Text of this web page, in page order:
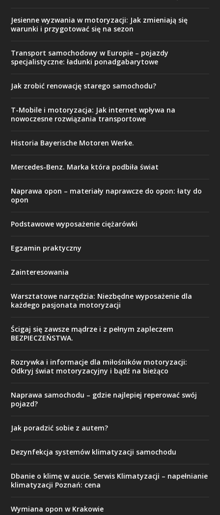
Jesienne wyzwania w motoryzacji: Jak zmieniają się
warunki i przygotować się na sezon
Transport samochodowy w Europie – pojazdy
specjalistyczne: ładunki ponadgabarytowe
Jak zrobić renowację starego samochodu?
T-Mobile i motoryzacja: Jak internet wpływa na
nowoczesne rozwiązania transportowe
Historia Bayerische Motoren Werke.
Mercedes-Benz. Marka która podbiła świat
Naprawa opon – materiały naprawcze do opon: łaty do
opon
Podstawowe wyposażenie ciężarówki
Egzamin praktyczny
Zainteresowania
Warsztatowe narzędzia: Niezbędne wyposażenie dla
każdego pasjonata motoryzacji
Ścigaj się zawsze mądrze i z pełnym zapleczem
BEZPIECZEŃSTWA.
Rozrywka i informacje dla miłośników motoryzacji:
Odkryj świat motoryzacyjny i bądź na bieżąco
Naprawa samochodu – gdzie najlepiej reperować swój
pojazd?
Jak poradzić sobie z autem?
Dezynfekcja systemów klimatyzacji samochodu
Dbanie o klimę w aucie. Serwis Klimatyzacji – napełnianie
klimatyzacji Poznań: cena
Wymiana opon w Krakowie